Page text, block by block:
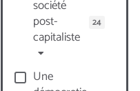
société
post-
capitaliste
24
Une